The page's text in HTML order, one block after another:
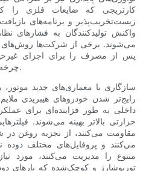
کارتریجی که ضایعات فلزی را
زیست‌تخریب‌پذیر و برنامه‌های
واکنش تولیدکنندگان به فشارهای
می‌شوند. برخی از شرکت‌ها روش‌های
پس از مصرف را برای اجزای
چرخه عمر فیلترها را بهبود می‌بخشند.
سازگاری با معماری‌های جدید
رایج‌تر شدن خودروهای هیبریدی
داخلی به طور فزاینده‌ای برای
حرارتی بالاتر بهینه می‌شوند.
مقاومت می‌کنند، از تجزیه روغن
می‌کنند و پروفایل‌های مختلف دوده
متنوع را مدیریت می‌کنند، مورد
توربوشارژ و کوچک‌شده که بارهای